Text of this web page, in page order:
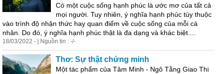
Có một cuộc sống hạnh phúc là ước mơ của tất cả
mọi người. Tuy nhiên, ý nghĩa hạnh phúc tùy thuộc
vào trình độ nhận thức hay quan điểm về cuộc sống của mỗi cá
nhân. Do đó, ý nghĩa hạnh phúc thật là đa dạng và khác biệt....
18/03/2022 - | Nguồn tin : -/-
Thơ: Sự thật chứng minh
Một tác phẩm của Tâm Minh - Ngô Tằng Giao Thi